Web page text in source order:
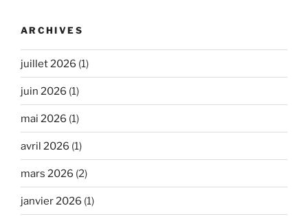
ARCHIVES
juillet 2026 (1)
juin 2026 (1)
mai 2026 (1)
avril 2026 (1)
mars 2026 (2)
janvier 2026 (1)